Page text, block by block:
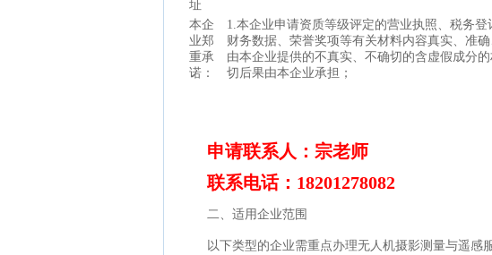
址
本企
业郑
重承
诺：
1.本企业申请资质等级评定的营业执照、税务登
财务数据、荣誉奖项等有关材料内容真实、准确
由本企业提供的不真实、不确切的含虚假成分
切后果由本企业承担；
申请联系人：宗老师
联系电话：18201278082
二、适用企业范围
以下类型的企业需重点办理无人机摄影测量与遥感